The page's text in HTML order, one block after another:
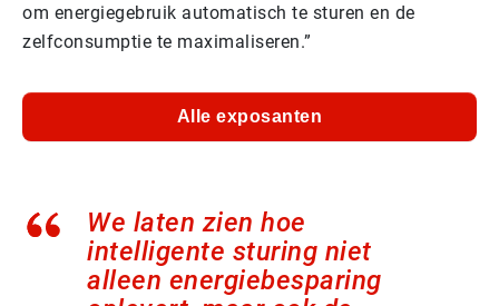
om energiegebruik automatisch te sturen en de
zelfconsumptie te maximaliseren.”
Alle exposanten
We laten zien hoe
intelligente sturing niet
alleen energiebesparing